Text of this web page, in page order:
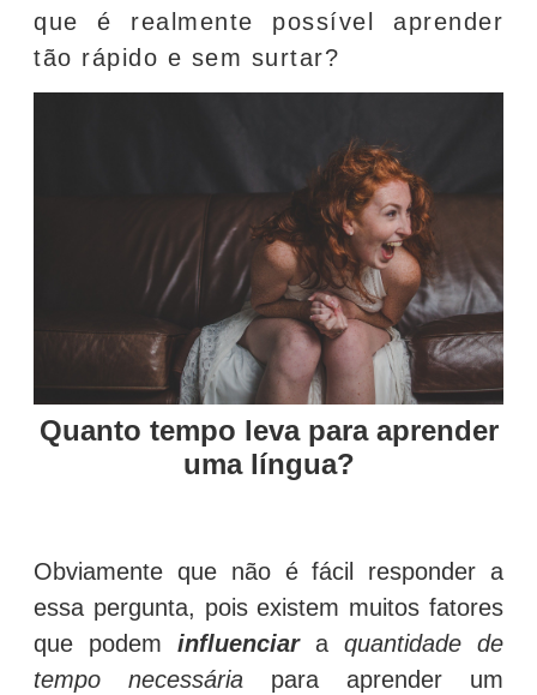
que é realmente possível aprender
tão rápido e sem surtar?
Quanto tempo leva para aprender
uma língua?
Obviamente que não é fácil responder a
essa pergunta, pois existem muitos fatores
que podem influenciara quantidade de
tempo necessária para aprender um